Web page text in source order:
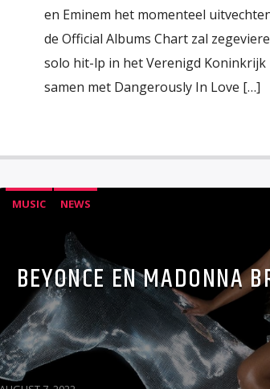
en Eminem het momenteel
de Official Albums Chart zal
solo hit-lp in het Verenigd Koninkrijk
samen met Dangerously In Love […]
MUSIC NEWS
BEYONCE EN MADONNA